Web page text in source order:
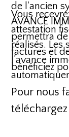
de l'ancien
AVANCE
permettra
factures et
bénéficiez
Vous
attestation
réalisés. Les
l’avance
Pour nous